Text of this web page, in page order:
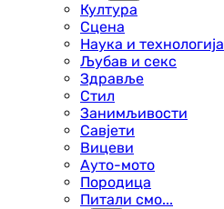
Култура
Сцена
Наука и технологија
Љубав и секс
Здравље
Стил
Занимљивости
Савјети
Вицеви
Ауто-мото
Породица
Питали смо...